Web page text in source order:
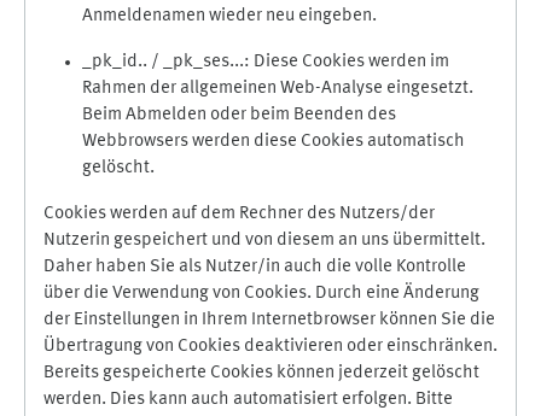
Anmeldenamen wieder neu eingeben.
_pk_id.. / _pk_ses...: Diese Cookies werden im
Rahmen der allgemeinen Web-Analyse eingesetzt.
Beim Abmelden oder beim Beenden des
Webbrowsers werden diese Cookies automatisch
gelöscht.
Cookies werden auf dem Rechner des Nutzers/der
Nutzerin gespeichert und von diesem an uns übermittelt.
Daher haben Sie als Nutzer/in auch die volle Kontrolle
über die Verwendung von Cookies. Durch eine Änderung
der Einstellungen in Ihrem Internetbrowser können Sie die
Übertragung von Cookies deaktivieren oder einschränken.
Bereits gespeicherte Cookies können jederzeit gelöscht
werden. Dies kann auch automatisiert erfolgen. Bitte